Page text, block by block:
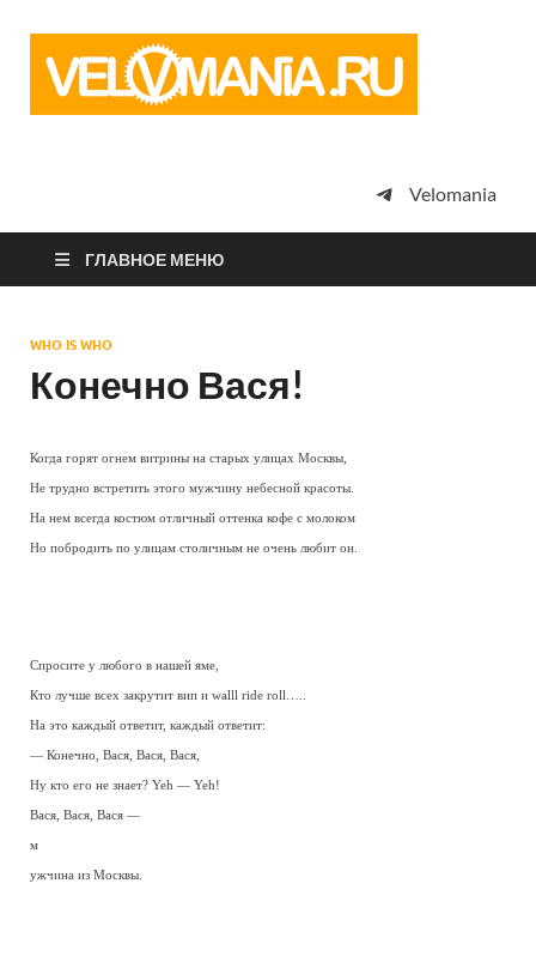
просто
Velomania
ГЛАВНОЕ МЕНЮ
WHO IS WHO
Конечно Вася!
Когда горят огнем витрины на старых улицах Москвы,
Hе трудно встретить этого мужчину небесной красоты.
Hа нем всегда костюм отличный оттенка кофе с молоком
Но побродить по улицам столичным не очень любит он.
Спросите у любого в нашей яме,
Кто лучше всех закрутит вип и walll ride roll…..
Hа это каждый ответит, каждый ответит:
— Конечно, Вася, Вася, Вася,
Hу кто его не знает? Yeh — Yeh!
Вася, Вася, Вася —
м
ужчина из Москвы.